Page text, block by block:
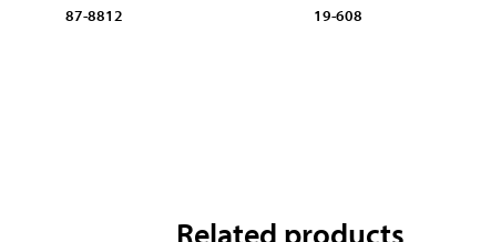
87-8812 19-608
Related products